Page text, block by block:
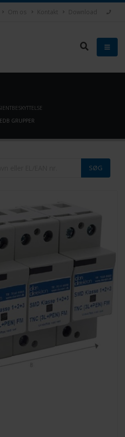
Om os Kontakt Download
EDB GRUPPER
SØG